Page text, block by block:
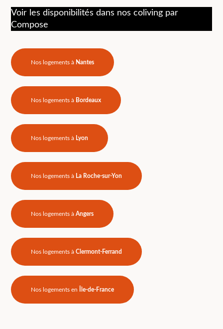
Voir les disponibilités dans nos coliving par
Compose
Nos logements à Nantes
Nos logements à Bordeaux
Nos logements à Lyon
Nos logements à La Roche-sur-Yon
Nos logements àAngers
Nos logements àClermont-Ferrand
Nos logements en Île-de-France